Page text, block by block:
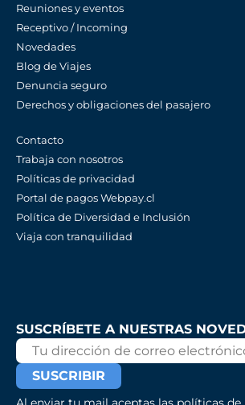
Reuniones y eventos
Receptivo / Incoming
Novedades
Blog de Viajes
Denuncia seguro
Derechos y obligaciones del pasajero
Contacto
Trabaja con nosotros
Políticas de privacidad
Portal de pagos Webpay.cl
Política de Diversidad e Inclusión
Viaja con tranquilidad
SUSCRÍBETE A NUESTRAS